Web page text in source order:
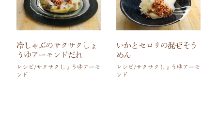
冷しゃぶのサクサクしょ
うゆアーモンドだれ
レシピ/サクサクしょうゆアーモ
ンド
いかとセロリの混ぜそう
めん
レシピ/サクサクしょうゆアーモ
ンド